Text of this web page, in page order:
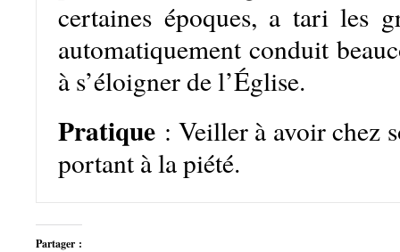
certaines époques, a tari les
automatiquement conduit
à s’éloigner de l’Église.
Pratique : Veiller à avoir chez
portant à la piété.
Partager :